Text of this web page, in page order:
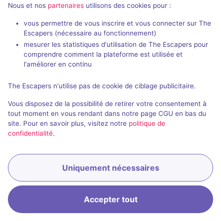
Accueil Recherche Connexion Menu
2autres salles correspondant à votre recherche
sont disponibles autour deMont-de-Marsan
Étendre la recherche
Nous et nos partenaires utilisons des cookies pour :
vous permettre de vous inscrire et vous connecter sur The
Escapers (nécessaire au fonctionnement)
mesurer les statistiques d'utilisation de The Escapers pour
comprendre comment la plateforme est utilisée et
l'améliorer en continu
The Escapers n'utilise pas de cookie de ciblage publicitaire.
Vous disposez de la possibilité de retirer votre consentement à
tout moment en vous rendant dans notre page CGU en bas du
site. Pour en savoir plus, visitez notre politique de
confidentialité.
Uniquement nécessaires
Accepter tout